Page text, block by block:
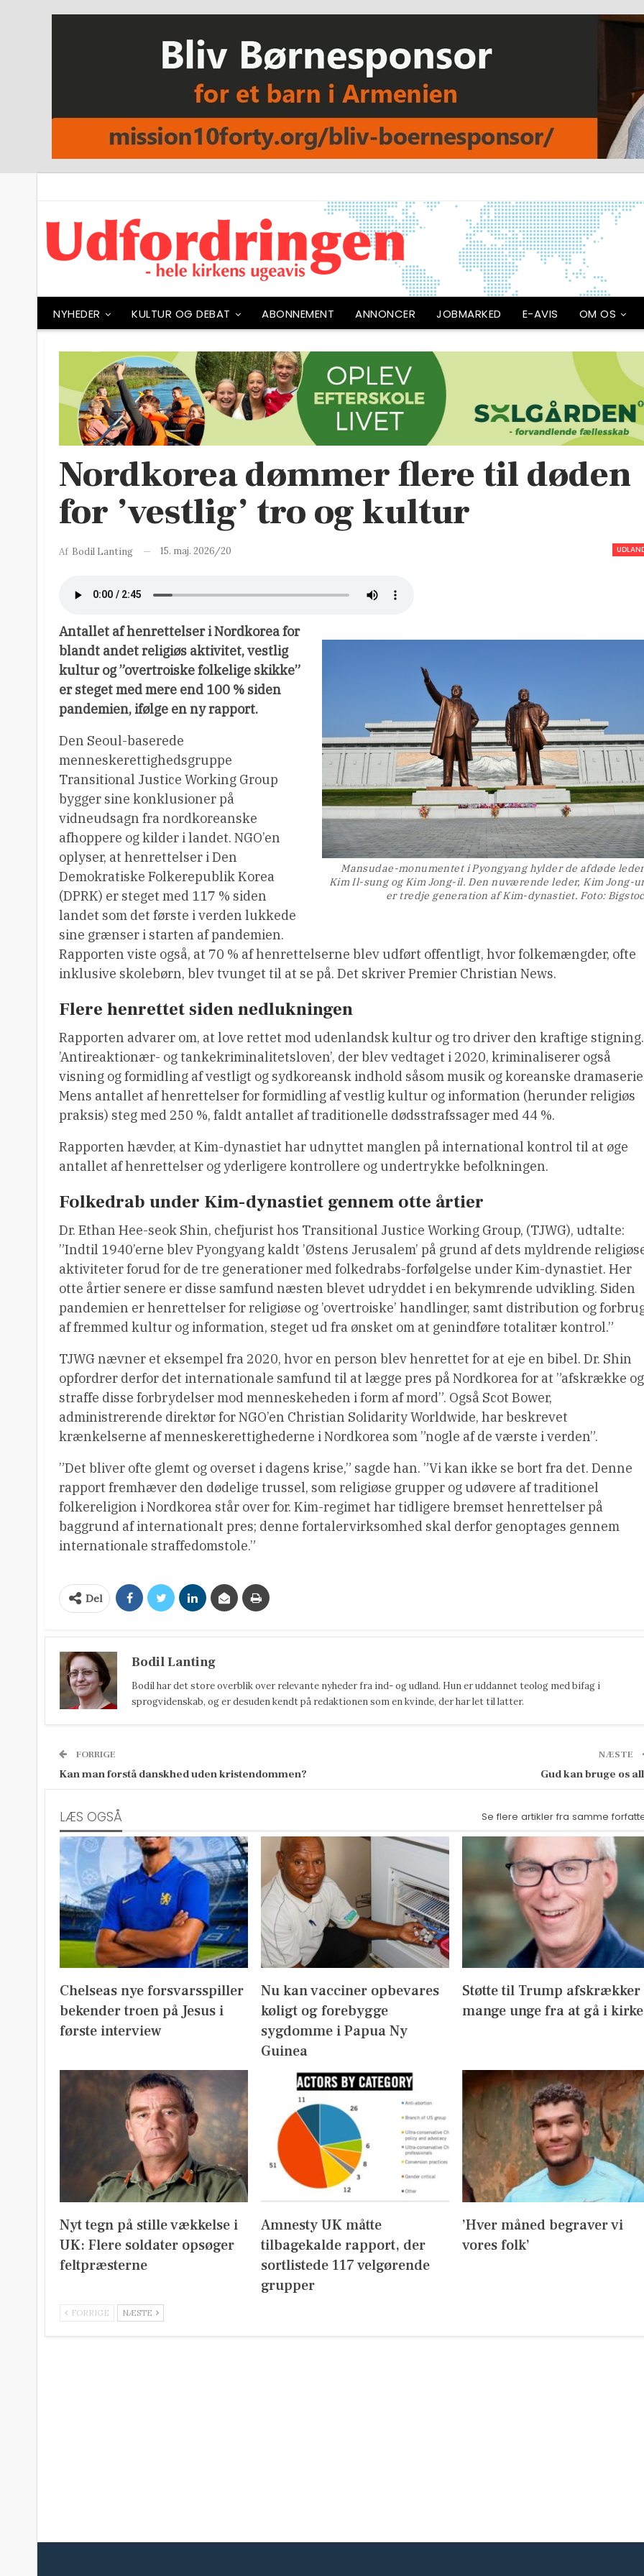
NYHEDER KULTUR OG DEBAT ABONNEMENT ANNONCER JOBMARKED E-AVIS OM OS
Nordkorea dømmer flere til døden
for ’vestlig’ tro og kultur
Af Bodil Lanting 15. maj. 2026/20
Mansudae-monumentet i Pyongyang hylder de afdøde
Kim Il-sung og Kim Jong-il. Den nuværende leder, Kim Jong-
er tredje generation af Kim-dynastiet. Foto:
Antallet af henrettelser i Nordkorea for
blandt andet religiøs aktivitet, vestlig
kultur og ”overtroiske folkelige skikke”
er steget med mere end 100 % siden
pandemien, ifølge en ny rapport.
Den Seoul-baserede
menneskerettighedsgruppe
Transitional Justice Working Group
bygger sine konklusioner på
vidneudsagn fra nordkoreanske
afhoppere og kilder i landet. NGO’en
oplyser, at henrettelser i Den
Demokratiske Folkerepublik Korea
(DPRK) er steget med 117 % siden
landet som det første i verden lukkede
sine grænser i starten af ​​pandemien.
Rapporten viste også, at 70 % af henrettelserne blev udført offentligt, hvor folkemængder, ofte
inklusive skolebørn, blev tvunget til at se på. Det skriver Premier Christian News.
Flere henrettet siden nedlukningen
Rapporten advarer om, at love rettet mod udenlandsk kultur og tro driver den kraftige stigning.
’Antireaktionær- og tankekriminalitetsloven’, der blev vedtaget i 2020, kriminaliserer også
visning og formidling af vestligt og sydkoreansk indhold såsom musik og koreanske
Mens antallet af henrettelser for formidling af vestlig kultur og information (herunder religiøs
praksis) steg med 250 %, faldt antallet af traditionelle dødsstrafssager med 44 %.
Rapporten hævder, at Kim-dynastiet har udnyttet manglen på international kontrol til at øge
antallet af henrettelser og yderligere kontrollere og undertrykke befolkningen.
Folkedrab under Kim-dynastiet gennem otte årtier
Dr. Ethan Hee-seok Shin, chefjurist hos Transitional Justice Working Group, (TJWG), udtalte:
”Indtil 1940’erne blev Pyongyang kaldt ’Østens Jerusalem’ på grund af dets myldrende
aktiviteter forud for de tre generationer med folkedrabs-forfølgelse under Kim-dynastiet. Her
otte årtier senere er disse samfund næsten blevet udryddet i en bekymrende udvikling. Siden
pandemien er henrettelser for religiøse og ’overtroiske’ handlinger, samt distribution og
af fremmed kultur og information, steget ud fra ønsket om at genindføre totalitær kontrol.”
TJWG nævner et eksempel fra 2020, hvor en person blev henrettet for at eje en bibel. Dr. Shin
opfordrer derfor det internationale samfund til at lægge pres på Nordkorea for at ”afskrække og
straffe disse forbrydelser mod menneskeheden i form af mord”. Også Scot Bower,
administrerende direktør for NGO’en Christian Solidarity Worldwide, har beskrevet
krænkelserne af menneskerettighederne i Nordkorea som ”nogle af ​​de værste i verden”.
”Det bliver ofte glemt og overset i dagens krise,” sagde han. ”Vi kan ikke se bort fra det. Denne
rapport fremhæver den dødelige trussel, som religiøse grupper og udøvere af traditionel
folkereligion i Nordkorea står over for. Kim-regimet har tidligere bremset henrettelser på
baggrund af internationalt pres; denne fortalervirksomhed skal derfor genoptages gennem
internationale straffedomstole.”
Del
Bodil Lanting
Bodil har det store overblik over relevante nyheder fra ind- og udland. Hun er uddannet teolog med bifag i
sprogvidenskab, og er desuden kendt på redaktionen som en kvinde, der har let til latter.
FORRIGE
Kan man forstå danskhed uden kristendommen?
NÆSTE
Gud kan bruge os
LÆS OGSÅ Se flere artikler fra samme
Chelseas nye forsvarsspiller
bekender troen på Jesus i
første interview
Nu kan vacciner opbevares
køligt og forebygge
sygdomme i Papua Ny
Guinea
Støtte til Trump afskrækker
mange unge fra at gå i kirke
Nyt tegn på stille vækkelse i
UK: Flere soldater opsøger
feltpræsterne
Amnesty UK måtte
tilbagekalde rapport, der
sortlistede 117 velgørende
grupper
’Hver måned begraver vi
vores folk’
FORRIGE NÆSTE